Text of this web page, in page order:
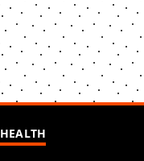
HEALTH